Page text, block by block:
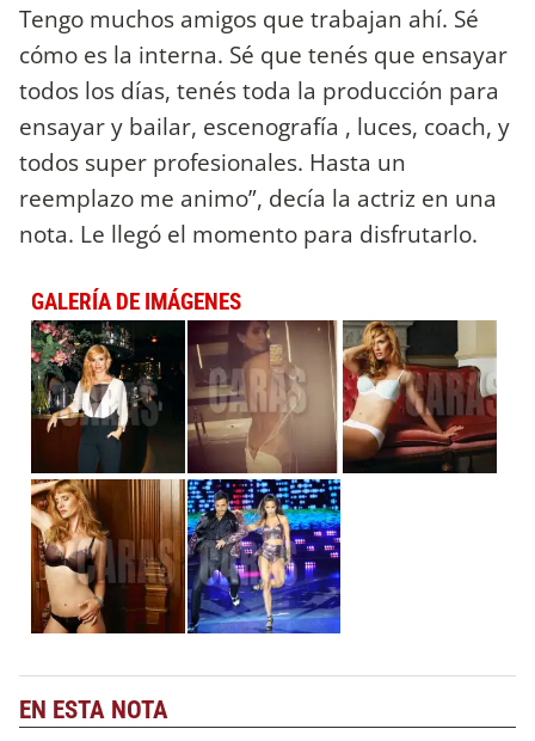
Tengo muchos amigos que trabajan ahí. Sé
cómo es la interna. Sé que tenés que ensayar
todos los días, tenés toda la producción para
ensayar y bailar, escenografía , luces, coach, y
todos super profesionales. Hasta un
reemplazo me animo”, decía la actriz en una
nota. Le llegó el momento para disfrutarlo.
GALERÍA DE IMÁGENES
EN ESTA NOTA